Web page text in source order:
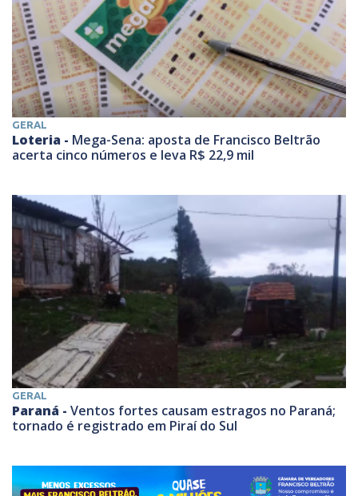
GERAL
Loteria - Mega-Sena: aposta de Francisco Beltrão
acerta cinco números e leva R$ 22,9 mil
GERAL
Paraná - Ventos fortes causam estragos no Paraná;
tornado é registrado em Piraí do Sul